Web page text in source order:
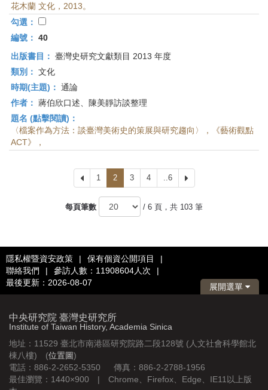
花木蘭 文化，2013。
勾選：
編號： 40
出版書目： 臺灣史研究文獻類目 2013 年度
類別： 文化
時期(主題)： 通論
作者： 蔣伯欣口述、陳美靜訪談整理
題名 (點擊閱讀)：
〈檔案作為方法：談臺灣美術史的策展與研究趨向〉，《藝術觀點
ACT》，
上
一
1 2 3 4 ..6
下
一
每頁筆數
/ 6 頁，共 103 筆
隱私權暨資安政策 | 保有個資公開項目
|
聯絡我們
| 參訪人數：11908604人次
|
最後更新：2026-08-07
展開選單
中央研究院 臺灣史研究所
Institute of Taiwan History, Academia Sinica
地址：11529 臺北市南港區研究院路二段128號 (人文社會科學館北
棟八樓) (位置圖)
電話：886-2-2652-5350 傳真：886-2-2788-1956
最佳瀏覽：1440×900 | Chrome、Firefox、Edge、IE11以上版